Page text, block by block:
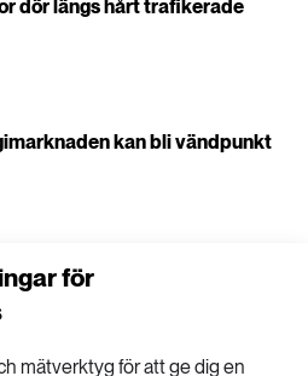
för
mätverktyg för att ge dig en
dör längs hårt trafikerade
kan bli vändpunkt
med cykel och